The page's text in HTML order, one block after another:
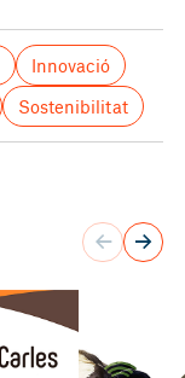
Innovació
Sostenibilitat